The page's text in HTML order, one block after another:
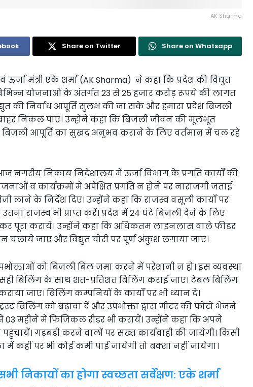
AK Sharma
Share on Twitter Share on Whatsapp
मंत्री एके शर्मा (AK Sharma) ने कहा कि प्रदेश की विद्युत
योजनाओं के अंतर्गत 23 से 25 हजार करोड़ रूपये की लागत
की निर्वाध आपूर्ति सुलभ की जा सके और हमारा प्रदेश बिजली
निकल पाए। उन्होंने कहा कि बिजली जीवन की मूलभूत
आपूर्ति का सुखद अनुभव कराने के लिए वर्तमान में चल रहे
नगरीय निकाय निदेशालय में ऊर्जा विभाग के प्रगति कार्यों की
व कार्यक्रमों में अपेक्षित प्रगति न होने पर नाराजगी जताई
लाने के निर्देश दिए। उन्होंने कहा कि राजस्व वसूली कार्यों पर
उतना राजस्व भी प्राप्त करें। प्रदेश में 24 घंटे बिजली देने के लिए
पूरा करायें। उन्होंने कहा कि अधिकतम लाइनलास वाले फीडर
चलाये जाए और विद्युत चोरी पर पूर्ण अंकुश लगाया जाए।
को बिजली बिल जमा करने में परेशानी न हो। इस व्यवस्था
बिलिंग के साथ शत-प्रतिशत बिलिंग कराई जाए। टेबल बिलिंग
जाए। बिलिंग कम्पनियों के कार्यों पर भी ध्यान दे।
बिलिंग को बढ़ावा दें और उपभोक्ता द्वारा मीटर की फोटो भेजने
महीने में फिजिकल रीडर भी करायें। उन्होंने कहा कि अपने
गड़बड़ी करने वालों पर सख्त कार्यवाही की जायेगी। किसी
में कहीं पर भी कोई कमी पाई जायेगी तो बक्शा नहीं जायेगा।
निकायों का होगा स्वच्छता सर्वेक्षण: एके शर्मा